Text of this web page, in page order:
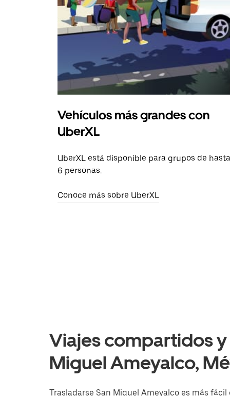
Vehículos más grandes con
UberXL
UberXL está disponible para grupos de hasta
6 personas.
Conoce más sobre UberXL
Viajes compartidos
Miguel Ameyalco,
Trasladarse San Miguel Ameyalco es más